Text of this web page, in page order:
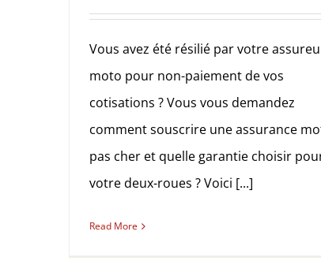
Vous avez été résilié par votre
moto pour non-paiement de vos
cotisations ? Vous vous demandez
comment souscrire une assurance
pas cher et quelle garantie choisir
votre deux-roues ? Voici [...]
Read More